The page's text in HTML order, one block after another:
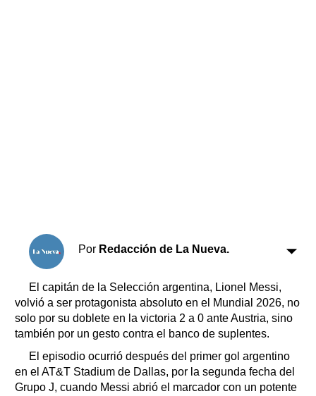
Por Redacción de La Nueva.
El capitán de la Selección argentina, Lionel Messi,
volvió a ser protagonista absoluto en el Mundial 2026, no
solo por su doblete en la victoria 2 a 0 ante Austria, sino
también por un gesto contra el banco de suplentes.
El episodio ocurrió después del primer gol argentino
en el AT&T Stadium de Dallas, por la segunda fecha del
Grupo J, cuando Messi abrió el marcador con un potente